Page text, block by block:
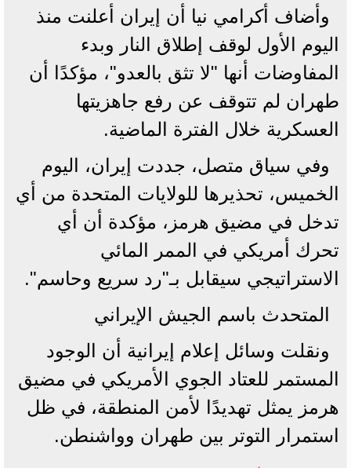
وأضاف أكرامي نيا أن إيران أعلنت منذ
اليوم الأول لوقف إطلاق النار وبدء
المفاوضات أنها "لا تثق بالعدو"، مؤكدًا أن
طهران لم تتوقف عن رفع جاهزيتها
العسكرية خلال الفترة الماضية.
وفي سياق متصل، جددت إيران، اليوم
الخميس، تحذيرها للولايات المتحدة من أي
تدخل في مضيق هرمز، مؤكدة أن أي
تحرك أمريكي في الممر المائي
الاستراتيجي سيقابل بـ"رد سريع وحاسم".
المتحدث باسم الجيش الإيراني
ونقلت وسائل إعلام إيرانية أن الوجود
المستمر للعتاد الجوي الأمريكي في مضيق
هرمز يمثل تهديدًا لأمن المنطقة، في ظل
استمرار التوتر بين طهران وواشنطن.